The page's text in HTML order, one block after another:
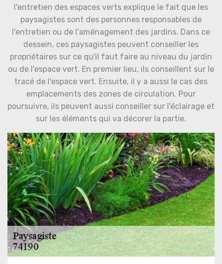
l'entretien des espaces verts explique le fait que les
paysagistes sont des personnes responsables de
l'entretien ou de l'aménagement des jardins. Dans ce
dessein, ces paysagistes peuvent conseiller les
propriétaires sur ce qu'il faut faire au niveau du jardin
ou de l'espace vert. En premier lieu, ils conseillent sur le
tracé de l'espace vert. Ensuite, il y a aussi le cas des
emplacements des zones de circulation. Pour
poursuivre, ils peuvent aussi conseiller sur l'éclairage et
sur les éléments qui va décorer la partie.